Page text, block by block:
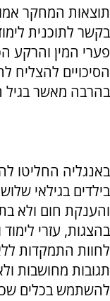
תוצאות המחקר
בקשר לתוכנית
פערי המין והרקע
הסיכויים להצליח
בהרבה מאשר בגיל
באנגליה החליטו
בילדים בגילאי
והענקת חום ולא
בהצגות, עזרי לימוד
לחוות התמקדות
תגובות מחושבות
להשתמש בכלים